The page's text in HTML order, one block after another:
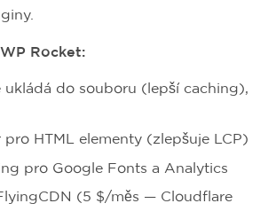
Rocket:
ukládá do souboru (lepší caching),
pro HTML elementy (zlepšuje LCP)
pro Google Fonts a Analytics
(5 $/měs — Cloudflare